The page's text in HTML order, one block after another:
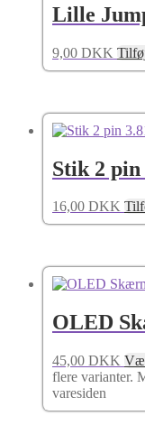
Lille
9,00 DKK
Stik 2 pin
16,00 DKK
OLED
45,00 DKK
flere varianter.
varesiden